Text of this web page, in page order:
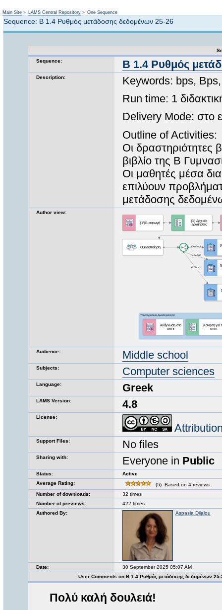
Main Site » LAMS Central Repository » One Sequence
Sequence: Β 1.4 Ρυθμός μετάδοσης δεδομένων 25-26
Sequence:
Β 1.4 Ρυθμός
Description:
Keywords: bps,
Run time: 1
Delivery Mode: στο
Outline of Activities:
Οι δραστηριότητες
βιβλίο της B
Οι μαθητές μέσα
επιλύουν
μετάδοσης
Author view:
Audience: Middle school
Subjects: Computer sciences
Language: Greek
LAMS Version: 4.8
License:
Support Files: No files
Sharing with: Everyone in Public
Status:
Active
Average Rating:
(5). Based on 4 reviews.
Number of downloads:
32 times
Number of previews:
422 times
Authored By:
Aspasia Dilalou
Date:
30 September 2025 05:07 AM
User Comments on Β 1.4 Ρυθμός μετάδοσης δεδομένων
Πολύ καλή δουλειά!